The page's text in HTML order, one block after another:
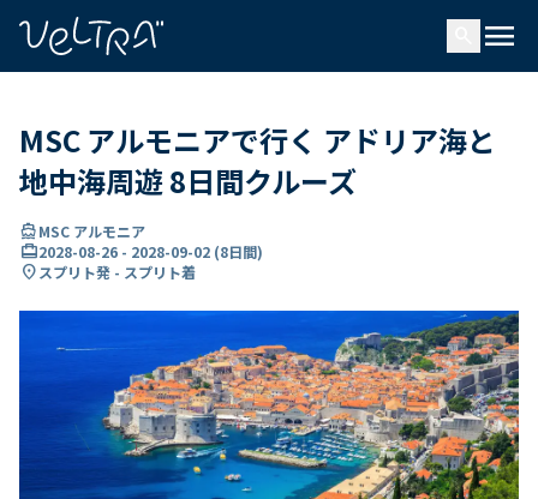
menu
MSC アルモニアで行く アドリア海と
地中海周遊 8日間クルーズ
directions_boatMSC アルモニア
card_travel2028-08-26 - 2028-09-02 (8日間)
location_on スプリト発 - スプリト着